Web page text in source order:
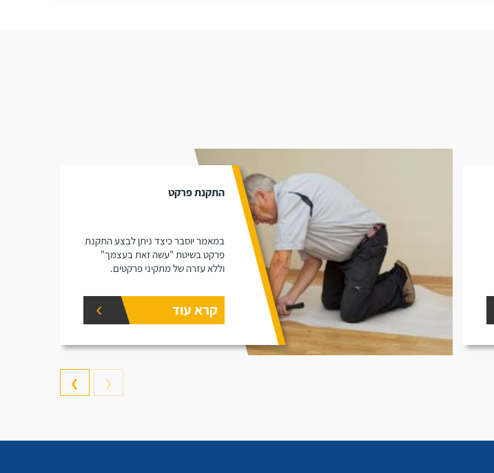
התקנת פרקט
במאמר יוסבר כיצד ניתן לבצע התקנת
פרקט בשיטת "עשה זאת בעצמך"
וללא עזרה של מתקיני פרקטים.
קרא עוד
❮
❯